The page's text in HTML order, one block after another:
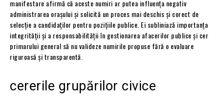
manifestare afirmă că aceste numiri ar putea influența negativ
administrarea orașului și solicită un proces mai deschis și corect de
selecție a candidaților pentru pozițiile publice. Ei subliniază importanța
integrității și a responsabilității în gestionarea afacerilor publice și cer
primarului general să nu valideze numirile propuse fără o evaluare
riguroasă și transparentă.
cererile grupărilor civice